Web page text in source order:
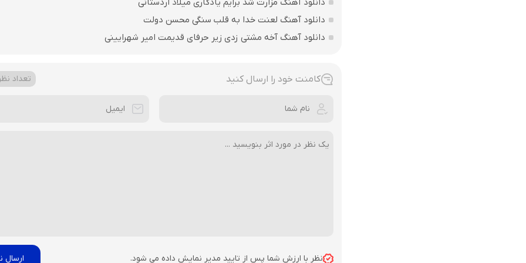
دانلود آهنگ لعنت خدا به قلب سنگی محسن دولت
دانلود آهنگ آخه مشتی زدی زیر حرفای قدیمت امیر شهرایینی
کامنت خود را ارسال کنید تعداد
نظر با ارزش شما پس از تایید مدیر نمایش داده می شود.